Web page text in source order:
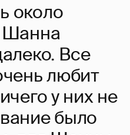
около
Шанна
Все
любит
у них не
было